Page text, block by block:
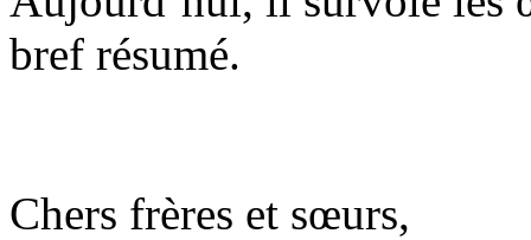
bref résumé.
Chers frères et sœurs,